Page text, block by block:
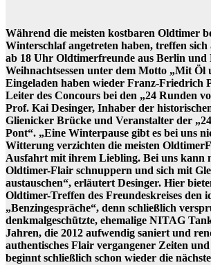
Während die meisten kostbaren Oldtimer
Winterschlaf angetreten haben, treffen sich
ab 18 Uhr Oldtimerfreunde aus Berlin
Weihnachtsessen unter dem Motto „Mit Öl
Eingeladen haben wieder Franz-Friedrich
Leiter des Concours bei den „24 Runden
Prof. Kai Desinger, Inhaber der
Glienicker Brücke und Veranstalter der
Pont“. „Eine Winterpause gibt es bei uns
Witterung verzichten die meisten
Ausfahrt mit ihrem Liebling. Bei uns kann
Oldtimer-Flair schnuppern und sich mit
austauschen“, erläutert Desinger. Hier
Oldtimer-Treffen des Freundeskreises den
„Benzingespräche“, denn schließlich
denkmalgeschützte, ehemalige NITAG
Jahren, die 2012 aufwendig saniert und
authentisches Flair vergangener Zeiten
beginnt schließlich schon wieder die